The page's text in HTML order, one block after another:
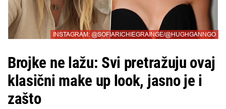
INSTAGRAM: @SOFIARICHIEGRAINGE/@HUGHGANNGO
Brojke ne lažu: Svi pretražuju ovaj
klasični make up look, jasno je i
zašto